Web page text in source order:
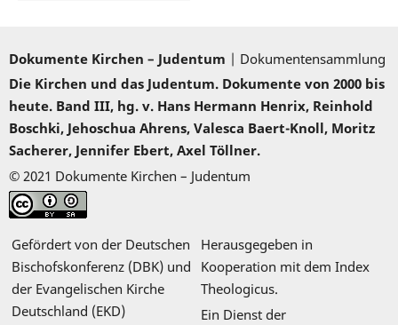
Dokumente Kirchen – Judentum | Dokumentensammlung
Die Kirchen und das Judentum. Dokumente von 2000 bis
heute. Band III, hg. v. Hans Hermann Henrix, Reinhold
Boschki, Jehoschua Ahrens, Valesca Baert-Knoll, Moritz
Sacherer, Jennifer Ebert, Axel Töllner.
© 2021 Dokumente Kirchen – Judentum
Gefördert von der Deutschen
Bischofskonferenz (DBK) und
der Evangelischen Kirche
Deutschland (EKD)
Herausgegeben in
Kooperation mit dem Index
Theologicus.
Ein Dienst der